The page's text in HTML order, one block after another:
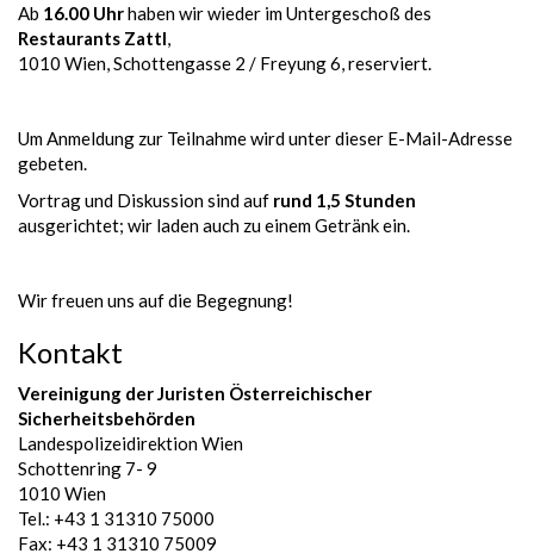
Ab 16.00 Uhrhaben wir wieder im Untergeschoß des
Restaurants Zattl
1010 Wien, Schottengasse 2 / Freyung 6, reserviert.
Um Anmeldung zur Teilnahme wird unter dieser E-Mail-Adresse
gebeten.
Vortrag und Diskussion sind auf rund 1,5 Stunden
ausgerichtet; wir laden auch zu einem Getränk ein.
Wir freuen uns auf die Begegnung!
Kontakt
Vereinigung der Juristen Österreichischer
Sicherheitsbehörden
Landespolizeidirektion Wien
Schottenring 7- 9
1010 Wien
Tel.: +43 1 31310 75000
Fax: +43 1 31310 75009